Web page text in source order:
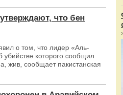
что бен
о том, что лидер «Аль-
которого сообщил
жив, сообщает пакистанская